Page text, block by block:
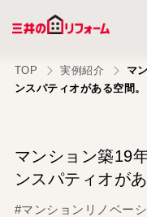
TOP 実例紹介
マ
ンスパティオがある空間。
マンション築19
ンスパティオがあ
#マンションリノベー